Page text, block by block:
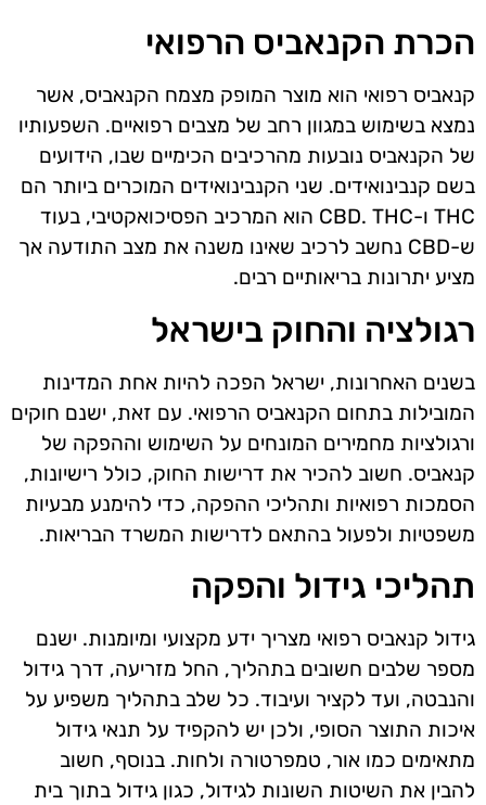
הכרת הקנאביס הרפואי
קנאביס רפואי הוא מוצר המופק מצמח הקנאביס, אשר
נמצא בשימוש במגוון רחב של מצבים רפואיים. השפעותיו
של הקנאביס נובעות מהרכיבים הכימיים שבו, הידועים
בשם קנבינואידים. שני הקנבינואידים המוכרים ביותר הם
THC ו-CBD. THC הוא המרכיב הפסיכואקטיבי, בעוד
ש-CBD נחשב לרכיב שאינו משנה את מצב התודעה אך
מציע יתרונות בריאותיים רבים.
רגולציה והחוק בישראל
בשנים האחרונות, ישראל הפכה להיות אחת המדינות
המובילות בתחום הקנאביס הרפואי. עם זאת, ישנם חוקים
ורגולציות מחמירים המונחים על השימוש וההפקה של
קנאביס. חשוב להכיר את דרישות החוק, כולל רישיונות,
הסמכות רפואיות ותהליכי ההפקה, כדי להימנע מבעיות
משפטיות ולפעול בהתאם לדרישות המשרד הבריאות.
תהליכי גידול והפקה
גידול קנאביס רפואי מצריך ידע מקצועי ומיומנות. ישנם
מספר שלבים חשובים בתהליך, החל מזריעה, דרך גידול
והנבטה, ועד לקציר ועיבוד. כל שלב בתהליך משפיע על
איכות התוצר הסופי, ולכן יש להקפיד על תנאי גידול
מתאימים כמו אור, טמפרטורה ולחות. בנוסף, חשוב
להבין את השיטות השונות לגידול, כגון גידול בתוך בית